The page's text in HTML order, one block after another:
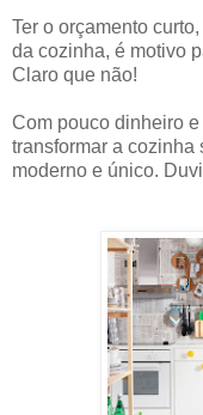
Ter o orçamento
da cozinha, é motivo
Claro que não!
Com pouco dinheiro
transformar a cozinha
moderno e único.